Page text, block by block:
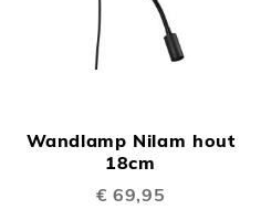
Wandlamp Nilam hout
18cm
€ 69,95